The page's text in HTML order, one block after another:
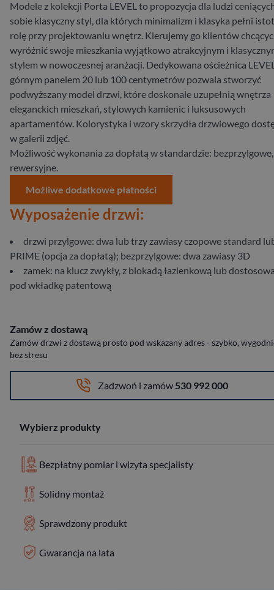
Modele z kolekcji Porta LEVEL to propozycja dla ludzi
sobie klasyczny styl, dla których minimalizm i klasyka pełni
rolę przy projektowaniu wnętrz. Kierujemy go klientów
wyróżnić swoje mieszkania wyjątkowo atrakcyjnym i
stylem w nowoczesnej aranżacji. Dedykowana ościeżnica
górnym panelem 20 lub 100 centymetrów pozwala stworzyć
podwyższany model drzwi, które doskonale uzupełnią wnętrza
eleganckich mieszkań, stylowych kamienic i luksusowych
apartamentów. Kolorystyka i wzory skrzydła drzwiowego
w galerii zdjęć.
Możliwość wykonania za dopłatą w standardzie: bezprzylgowe,
rewersyjne.
Możliwe dodatkowe płatności
Wyposażenie drzwi:
drzwi przylgowe: dwa lub trzy zawiasy czopowe standard
PRIME (opcja za dopłatą); bezprzylgowe: dwa zawiasy 3D
zamek: na klucz zwykły, z blokadą łazienkową lub
pod wkładkę patentową
Zamów z dostawą
Zamów drzwi z dostawą prosto pod wskazany adres - szybko,
bez stresu
Zadzwoń i zamów 530 992 000
Wybierz produkty
Bezpłatny pomiar i wizyta specjalisty
Solidny montaż
Sprawdzony produkt
Gwarancja na lata